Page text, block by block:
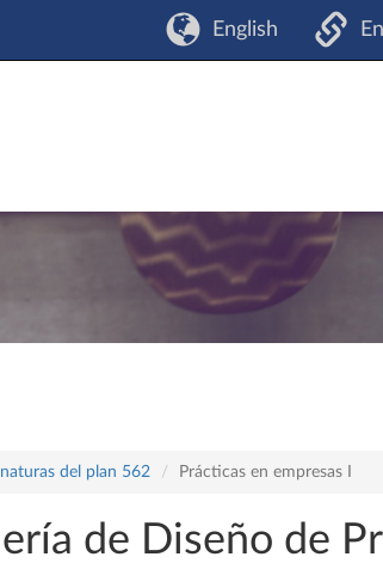
English
del plan 562 Prácticas en empresas I
de Diseño de